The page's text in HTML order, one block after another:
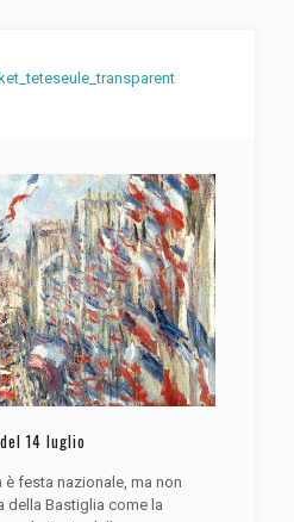
14 luglio
è festa nazionale, ma non
della Bastiglia come la